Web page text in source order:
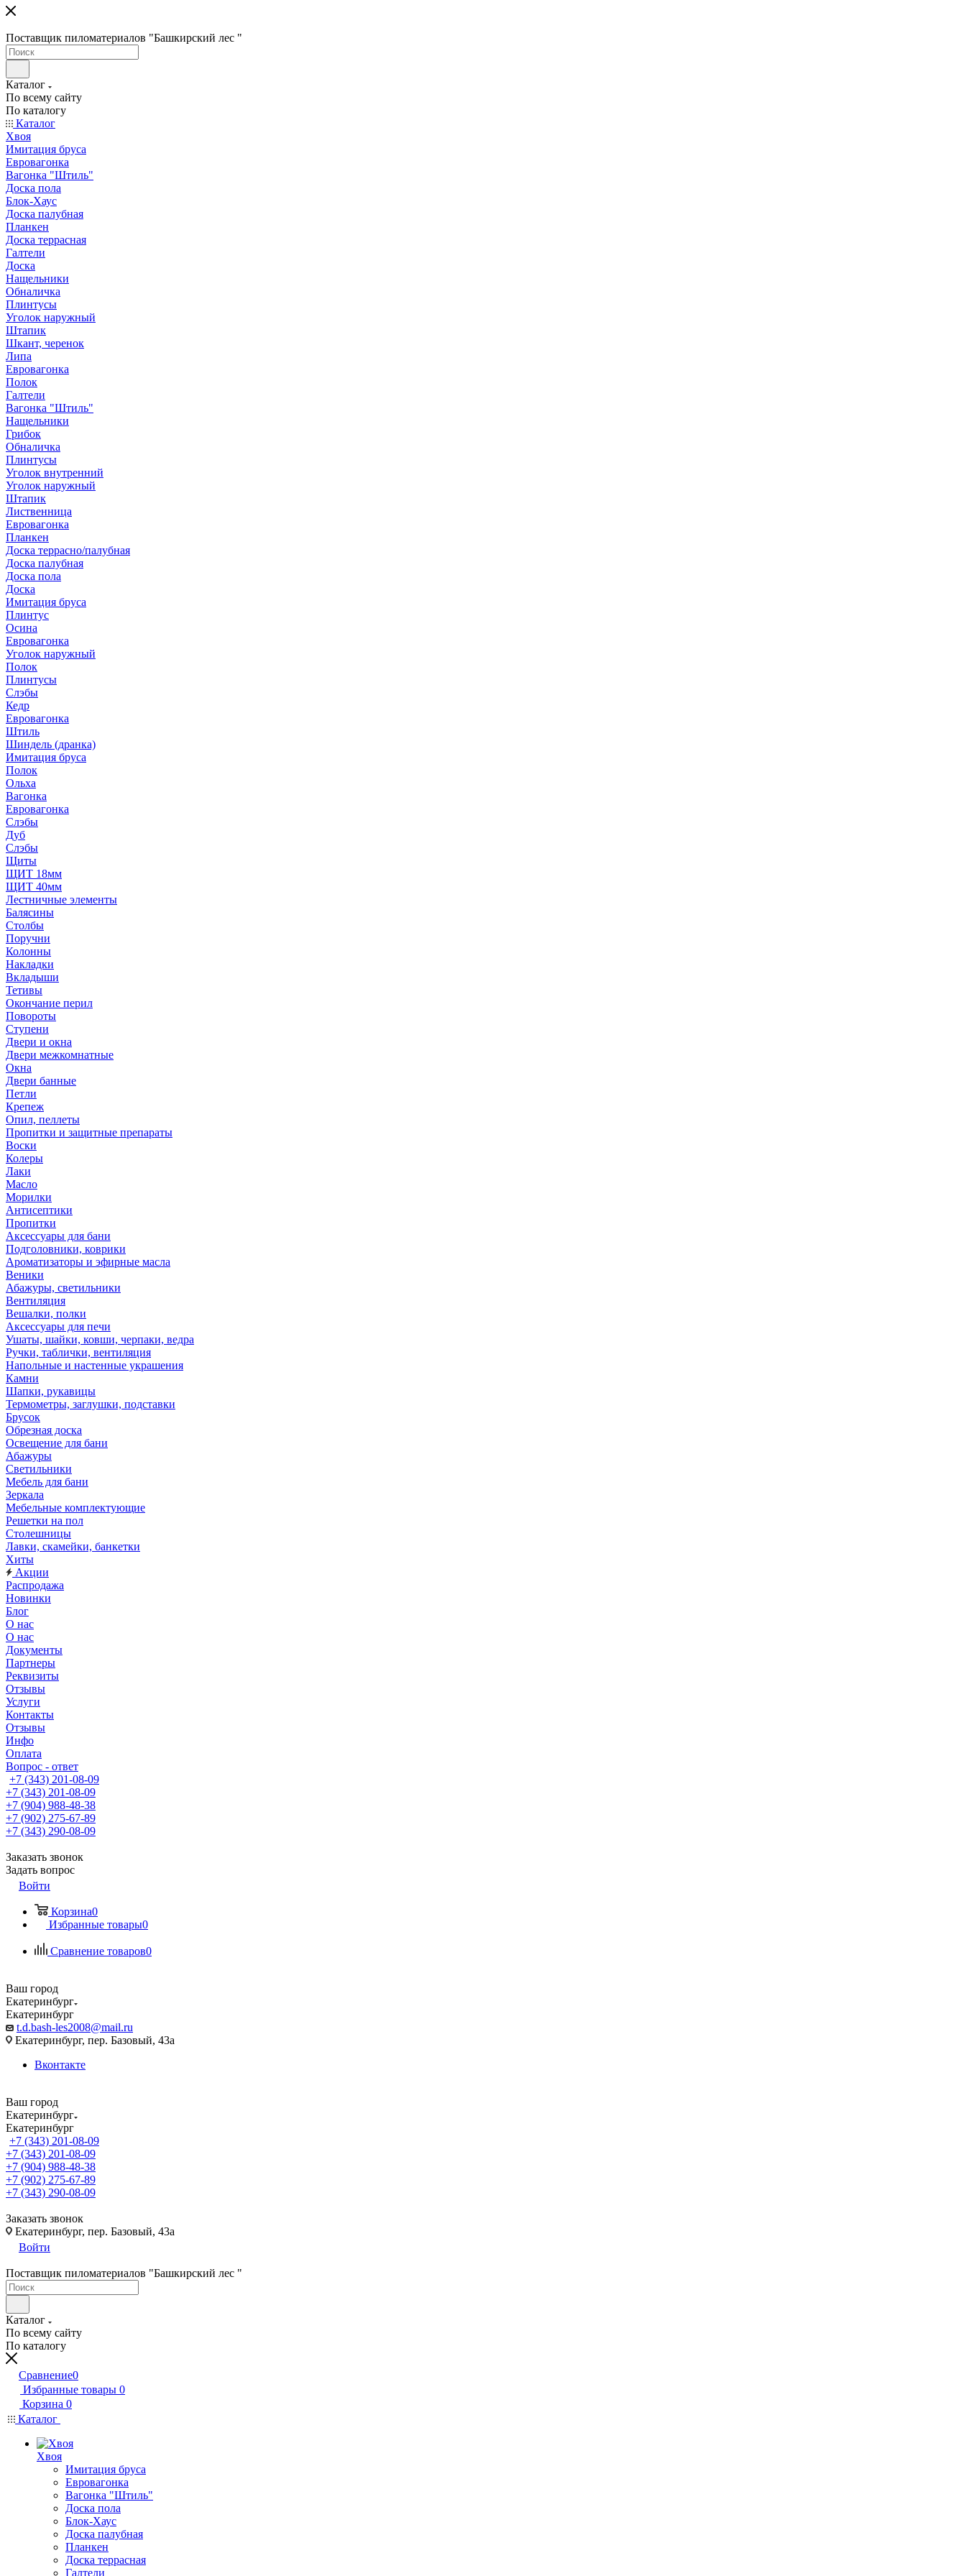
Поставщик пиломатериалов "Башкирский лес "
Каталог
По всему сайту
По каталогу
Каталог
Хвоя
Имитация бруса
Евровагонка
Вагонка "Штиль"
Доска пола
Блок-Хаус
Доска палубная
Планкен
Доска террасная
Галтели
Доска
Нащельники
Обналичка
Плинтусы
Уголок наружный
Штапик
Шкант, черенок
Липа
Евровагонка
Полок
Галтели
Вагонка "Штиль"
Нащельники
Грибок
Обналичка
Плинтусы
Уголок внутренний
Уголок наружный
Штапик
Лиственница
Евровагонка
Планкен
Доска террасно/палубная
Доска палубная
Доска пола
Доска
Имитация бруса
Плинтус
Осина
Евровагонка
Уголок наружный
Полок
Плинтусы
Слэбы
Кедр
Евровагонка
Штиль
Шиндель (дранка)
Имитация бруса
Полок
Ольха
Вагонка
Евровагонка
Слэбы
Дуб
Слэбы
Щиты
ЩИТ 18мм
ЩИТ 40мм
Лестничные элементы
Балясины
Столбы
Поручни
Колонны
Накладки
Вкладыши
Тетивы
Окончание перил
Повороты
Ступени
Двери и окна
Двери межкомнатные
Окна
Двери банные
Петли
Крепеж
Опил, пеллеты
Пропитки и защитные препараты
Воски
Колеры
Лаки
Масло
Морилки
Антисептики
Пропитки
Аксессуары для бани
Подголовники, коврики
Ароматизаторы и эфирные масла
Веники
Абажуры, светильники
Вентиляция
Вешалки, полки
Аксессуары для печи
Ушаты, шайки, ковши, черпаки, ведра
Ручки, таблички, вентиляция
Напольные и настенные украшения
Камни
Шапки, рукавицы
Термометры, заглушки, подставки
Брусок
Обрезная доска
Освещение для бани
Абажуры
Светильники
Мебель для бани
Зеркала
Мебельные комплектующие
Решетки на пол
Столешницы
Лавки, скамейки, банкетки
Хиты
Акции
Распродажа
Новинки
Блог
О нас
О нас
Документы
Партнеры
Реквизиты
Отзывы
Услуги
Контакты
Отзывы
Инфо
Оплата
Вопрос - ответ
+7 (343) 201-08-09
+7 (343) 201-08-09
+7 (904) 988-48-38
+7 (902) 275-67-89
+7 (343) 290-08-09
Заказать звонок
Задать вопрос
Войти
Корзина0
Избранные товары0
Сравнение товаров0
Ваш город
Екатеринбург
Екатеринбург
t.d.bash-les2008@mail.ru
Екатеринбург, пер. Базовый, 43а
Вконтакте
Ваш город
Екатеринбург
Екатеринбург
+7 (343) 201-08-09
+7 (343) 201-08-09
+7 (904) 988-48-38
+7 (902) 275-67-89
+7 (343) 290-08-09
Заказать звонок
Екатеринбург, пер. Базовый, 43а
Войти
Поставщик пиломатериалов "Башкирский лес "
Каталог
По всему сайту
По каталогу
Сравнение0
Избранные товары 0
Корзина 0
Каталог
Хвоя
Имитация бруса
Евровагонка
Вагонка "Штиль"
Доска пола
Блок-Хаус
Доска палубная
Планкен
Доска террасная
Галтели